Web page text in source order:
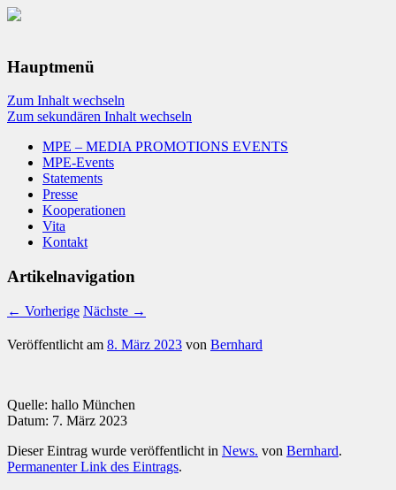
Hauptmenü
Zum Inhalt wechseln
Zum sekundären Inhalt wechseln
MPE – MEDIA PROMOTIONS EVENTS
MPE-Events
Statements
Presse
Kooperationen
Vita
Kontakt
Artikelnavigation
← Vorherige Nächste →
Veröffentlicht am 8. März 2023 von Bernhard
Quelle: hallo München
Datum: 7. März 2023
Dieser Eintrag wurde veröffentlicht in News. von Bernhard.
Permanenter Link des Eintrags.